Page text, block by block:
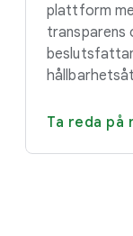
plattform
transparens
Ta reda på